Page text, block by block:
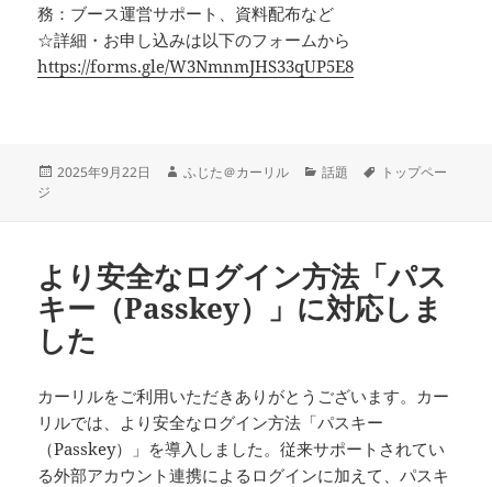
務：ブース運営サポート、資料配布など
☆詳細・お申し込みは以下のフォームから
https://forms.gle/W3NmnmJHS33qUP5E8
投
2025年9月22日
作
ふじた＠カーリル
カ
話題
タ
トップペー
ジ
より安全なログイン方法「パス
キー（Passkey）」に対応しま
した
カーリルをご利用いただきありがとうございます。カー
リルでは、より安全なログイン方法「パスキー
（Passkey）」を導入しました。従来サポートされてい
る外部アカウント連携によるログインに加えて、パスキ